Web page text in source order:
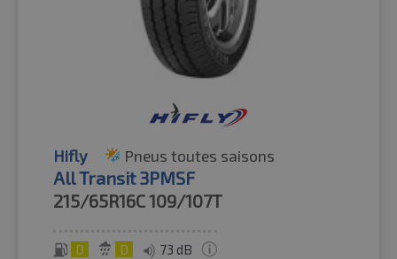
Hifly Pneus toutes saisons
All Transit 3PMSF
215/65R16C109/107T
D D 73 dB